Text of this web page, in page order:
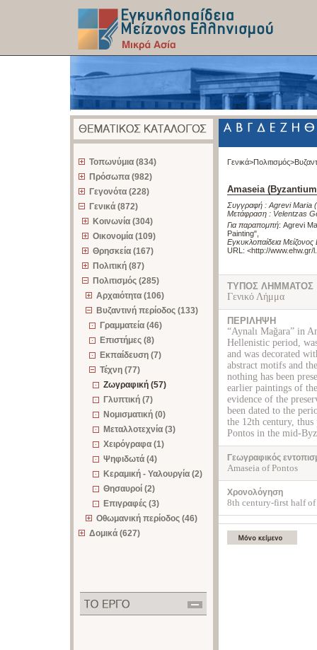
Τοπωνύμια (834)
Πρόσωπα (982)
Γεγονότα (228)
Γενικά (872)
Κοινωνία (304)
Οικονομία (109)
Θρησκεία (167)
Πολιτική (87)
Πολιτισμός (285)
Αρχαιότητα (106)
Βυζαντινή περίοδος (133)
Γραμματεία (46)
Επιστήμες (8)
Εκπαίδευση (7)
Τέχνη (77)
Ζωγραφική (57)
Γλυπτική (7)
Νομισματική (0)
Μεταλλοτεχνία (3)
Χειρόγραφα (1)
Ψηφιδωτά (4)
Κεραμική - Υαλουργία (2)
Θησαυροί (2)
Επιγραφές (3)
Οθωμανική περίοδος (46)
Δομικά (627)
Γενικά>Πολιτισμός>
Amaseia
Συγγραφή : Agrevi Maria
Μετάφραση : Velentzas
Για παραπομπή: Agrevi
Painting"
Εγκυκλοπαίδεια
URL: <http://www.ehw.gr/
ΤΥΠΟΣ ΛΗΜΜΑΤΟΣ
Γενικό Λήμμα
ΠΕΡΙΛΗΨΗ
“Aynalı Mağara” in
Hellenistic period,
and was decorated
abstract motifs and
nothing has been
earlier paintings of
evidence of the
been dated to the
the 12th century,
Pontos in the mid-
Γεωγραφικός
Amaseia of Pontos
Χρονολόγηση
8th century-first half